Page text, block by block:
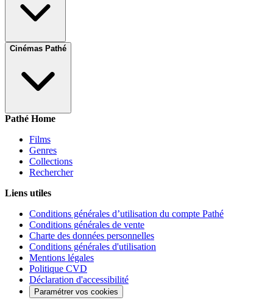
Cinémas Pathé
Pathé Home
Films
Genres
Collections
Rechercher
Liens utiles
Conditions générales d’utilisation du compte Pathé
Conditions générales de vente
Charte des données personnelles
Conditions générales d'utilisation
Mentions légales
Politique CVD
Déclaration d'accessibilité
Paramétrer vos cookies